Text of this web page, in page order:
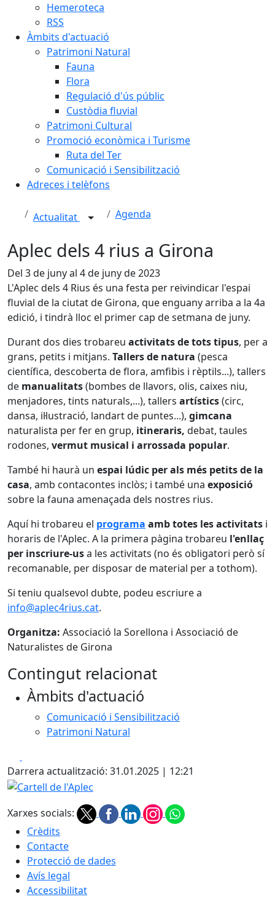
Hemeroteca
RSS
Àmbits d'actuació
Patrimoni Natural
Fauna
Flora
Regulació d'ús públic
Custòdia fluvial
Patrimoni Cultural
Promoció econòmica i Turisme
Ruta del Ter
Comunicació i Sensibilització
Adreces i telèfons
Actualitat Agenda
Aplec dels 4 rius a Girona
Del 3 de juny al 4 de juny de 2023
L'Aplec dels 4 Rius és una festa per reivindicar l'espai
fluvial de la ciutat de Girona, que enguany arriba a la 4a
edició, i tindrà lloc el primer cap de setmana de juny.
Durant dos dies trobareu activitats de tots tipus, per a
grans, petits i mitjans. Tallers de natura (pesca
científica, descoberta de flora, amfibis i rèptils...), tallers
de manualitats(bombes de llavors, olis, caixes niu,
menjadores, tints naturals,...), tallers artístics(circ,
dansa, il·lustració, landart de puntes...), gimcana
naturalista per fer en grup, itineraris, debat, taules
rodones, vermut musical i arrossada popular.
També hi haurà un espai lúdic per als més petits de la
casa, amb contacontes inclòs; i també una exposició
sobre la fauna amenaçada dels nostres rius.
Aquí hi trobareu el programa amb totes les activitats i
horaris de l'Aplec. A la primera pàgina trobareu l'enllaç
per inscriure-usa les activitats (no és obligatori però sí
recomanable, per disposar de material per a tothom).
Si teniu qualsevol dubte, podeu escriure a
info@aplec4rius.cat.
Organitza: Associació la Sorellona i Associació de
Naturalistes de Girona
Contingut relacionat
Àmbits d'actuació
Comunicació i Sensibilització
Patrimoni Natural
Darrera actualització: 31.01.2025 | 12:21
Cartell de l'Aplec
Xarxes socials:
Crèdits
Contacte
Protecció de dades
Avís legal
Accessibilitat